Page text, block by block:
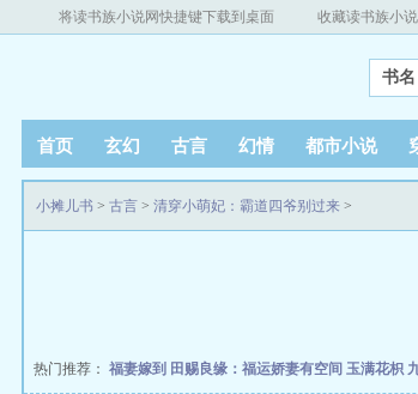
将读书族小说网快捷键下载到桌面 收藏读书族小
书名
首页 玄幻 古言 幻情 都市小说
小摊儿书 > 古言 > 清穿小萌妃：霸道四爷别过来 >
热门推荐： 福妻嫁到 田赐良缘：福运娇妻有空间 玉满花枳